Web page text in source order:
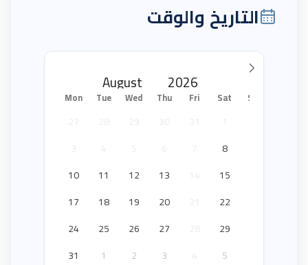
التاريخ والوقت
Mon Tue Wed Thu Fri Sat Sun
8
10
11 12 13 15
17
18 19 20 22
24
25 26 27 29
31
1 2 3 5